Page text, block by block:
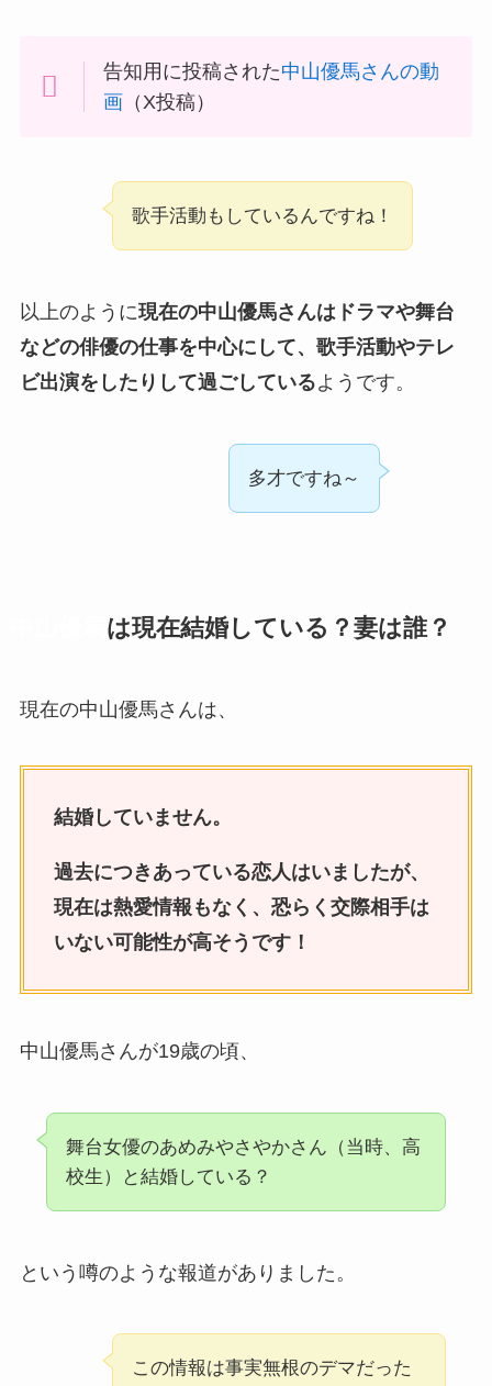
告知用に投稿された中山優馬さんの動
画 （X投稿）
歌手活動もしているんですね！
以上のように現在の中山優馬さんはドラマや舞台
などの俳優の仕事を中心にして、歌手活動やテレ
ビ出演をしたりして過ごしているようです。
多才ですね～
は現在結婚している？妻は誰？
現在の中山優馬さんは、
結婚していません。
過去につきあっている恋人はいましたが、
現在は熱愛情報もなく、恐らく交際相手は
いない可能性が高そうです！
中山優馬さんが19歳の頃、
舞台女優のあめみやさやかさん（当時、高
校生）と結婚している？
という噂のような報道がありました。
この情報は事実無根のデマだった